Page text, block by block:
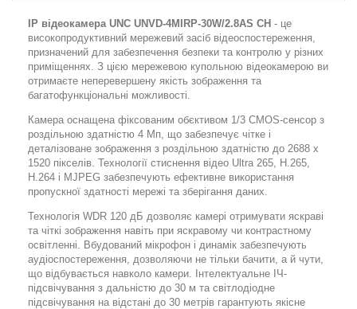
IP відеокамера UNC UNVD-4MIRP-30W/2.8AS CH - це
високопродуктивний мережевий засіб відеоспостереження,
призначений для забезпечення безпеки та контролю у різних
приміщеннях. З цією мережевою купольною відеокамерою ви
отримаєте неперевершену якість зображення та
багатофункціональні можливості.
Камера оснащена фіксованим обєктивом 1/3 CMOS-сенсор з
роздільною здатністю 4 Мп, що забезпечує чітке і
деталізоване зображення з роздільною здатністю до 2688 x
1520 пікселів. Технології стиснення відео Ultra 265, H.265,
H.264 і MJPEG забезпечують ефективне використання
пропускної здатності мережі та зберігання даних.
Технологія WDR 120 дБ дозволяє камері отримувати яскраві
та чіткі зображення навіть при яскравому чи контрастному
освітленні. Вбудований мікрофон і динамік забезпечують
аудіоспостереження, дозволяючи не тільки бачити, а й чути,
що відбувається навколо камери. Інтелектуальне ІЧ-
підсвічування з дальністю до 30 м та світлодіодне
підсвічування на відстані до 30 метрів гарантують якісне